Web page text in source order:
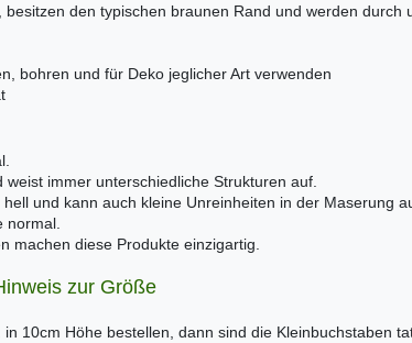
den typischen braunen Rand und werden durch
bohren und für Deko jeglicher Art verwenden
immer unterschiedliche Strukturen auf.
und kann auch kleine Unreinheiten in der Maserung
normal.
machen diese Produkte einzigartig.
zur Größe
10cm Höhe bestellen, dann sind die Kleinbuchstaben